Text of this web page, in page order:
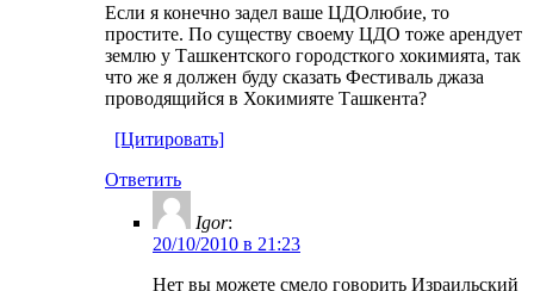
Если я конечно задел ваше ЦДОлюбие, то
простите. По существу своему ЦДО тоже арендует
землю у Ташкентского городсткого хокимията, так
что же я должен буду сказать Фестиваль джаза
проводящийся в Хокимияте Ташкента?
[Цитировать]
Ответить
Igor:
20/10/2010 в 21:23
Нет вы можете смело говорить Израильский